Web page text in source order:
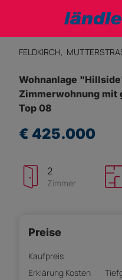
FELDKIRCH,
Wohnanlage
Zimmerwohnung mit
Top 08
€ 425.000
2
Zimmer
Preise
Kaufpreis
Erklärung Kosten